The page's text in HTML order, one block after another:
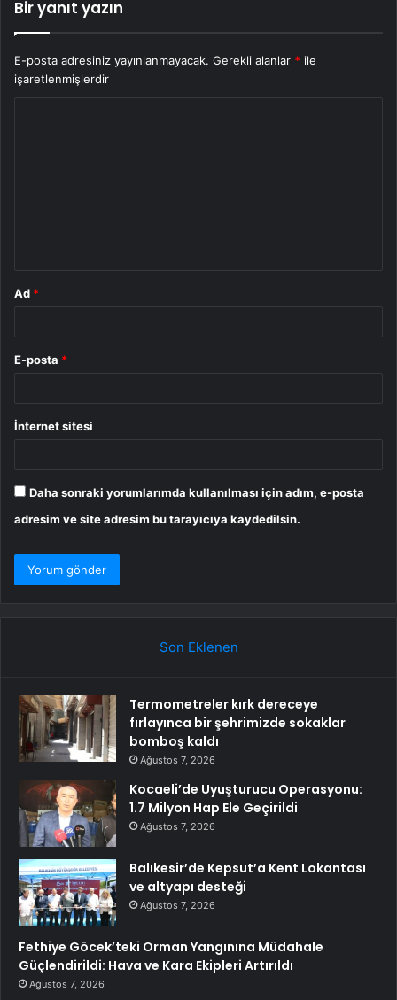
Bir yanıt yazın
E-posta adresiniz yayınlanmayacak. Gerekli alanlar * ile
işaretlenmişlerdir
Ad *
E-posta *
İnternet sitesi
Daha sonraki yorumlarımda kullanılması için adım, e-posta
adresim ve site adresim bu tarayıcıya kaydedilsin.
Son Eklenen
Termometreler kırk dereceye
fırlayınca bir şehrimizde sokaklar
bomboş kaldı
Ağustos 7, 2026
Kocaeli’de Uyuşturucu Operasyonu:
1.7 Milyon Hap Ele Geçirildi
Ağustos 7, 2026
Balıkesir’de Kepsut’a Kent Lokantası
ve altyapı desteği
Ağustos 7, 2026
Fethiye Göcek’teki Orman Yangınına Müdahale
Güçlendirildi: Hava ve Kara Ekipleri Artırıldı
Ağustos 7, 2026